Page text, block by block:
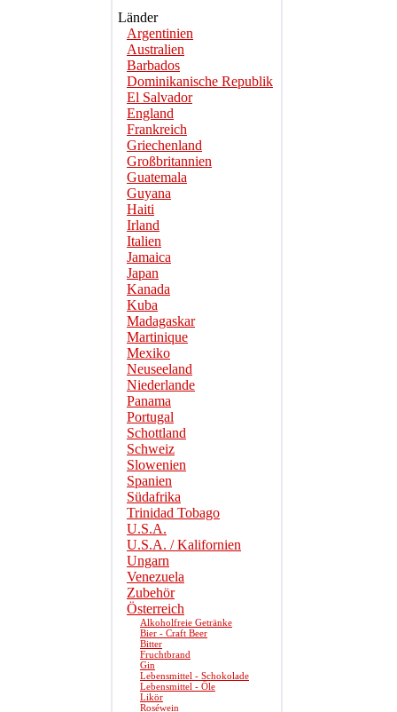
Länder
Argentinien
Australien
Barbados
Dominikanische Republik
El Salvador
England
Frankreich
Griechenland
Großbritannien
Guatemala
Guyana
Haiti
Irland
Italien
Jamaica
Japan
Kanada
Kuba
Madagaskar
Martinique
Mexiko
Neuseeland
Niederlande
Panama
Portugal
Schottland
Schweiz
Slowenien
Spanien
Südafrika
Trinidad Tobago
U.S.A.
U.S.A. / Kalifornien
Ungarn
Venezuela
Zubehör
Österreich
Alkoholfreie Getränke
Bier - Craft Beer
Bitter
Fruchtbrand
Gin
Lebensmittel - Schokolade
Lebensmittel - Öle
Likör
Roséwein